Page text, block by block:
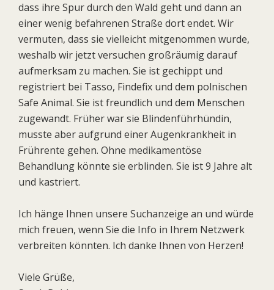
dass ihre Spur durch den Wald geht und dann an
einer wenig befahrenen Straße dort endet. Wir
vermuten, dass sie vielleicht mitgenommen wurde,
weshalb wir jetzt versuchen großräumig darauf
aufmerksam zu machen. Sie ist gechippt und
registriert bei Tasso, Findefix und dem polnischen
Safe Animal. Sie ist freundlich und dem Menschen
zugewandt. Früher war sie Blindenführhündin,
musste aber aufgrund einer Augenkrankheit in
Frührente gehen. Ohne medikamentöse
Behandlung könnte sie erblinden. Sie ist 9 Jahre alt
und kastriert.
Ich hänge Ihnen unsere Suchanzeige an und würde
mich freuen, wenn Sie die Info in Ihrem Netzwerk
verbreiten könnten. Ich danke Ihnen von Herzen!
Viele Grüße,